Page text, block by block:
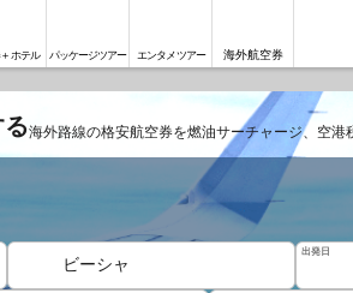
ホテル パッケージツアー エンタメツアー 海外航空券
海外路線の格安航空券を燃油サーチャージ、空
ビーシャ
出発日